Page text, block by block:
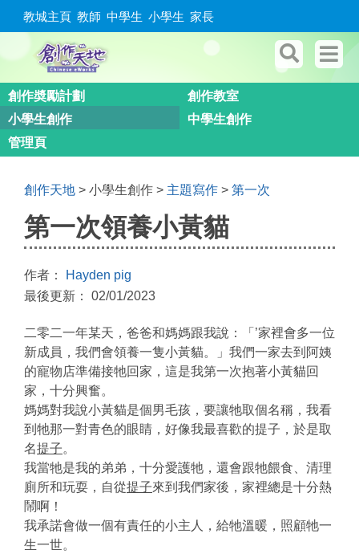
教城主頁 教師 中學生 小學生 家長
創作奬勵計劃
創作教室
小學生創作
中學生創作
管理頁
創作天地 > 小學生創作 > 主題寫作 > 第一次
第一次領養小黃貓
作者：
Hayden pig
最後更新： 02/01/2023
二零二一年某天，爸爸和媽媽跟我說：「’家裡會多一位
新成員，我們會領養一隻小黃貓。」我們一家去到阿姨
的寵物店準備接牠回家，這是我第一次抱著小黃貓回
家，十分興奮。
媽媽對我說小黃貓是個男毛孩，要讓牠取個名稱，我看
到牠那一對青色的眼睛，好像我最喜歡的提子，於是取
名提子。
我當牠是我的弟弟，十分愛護牠，還會跟牠餵食、清理
廁所和玩耍，自從提子來到我們家後，家裡總是十分熱
鬧啊！
我承諾會做一個有責任的小主人，給牠溫暖，照顧牠一
生一世。